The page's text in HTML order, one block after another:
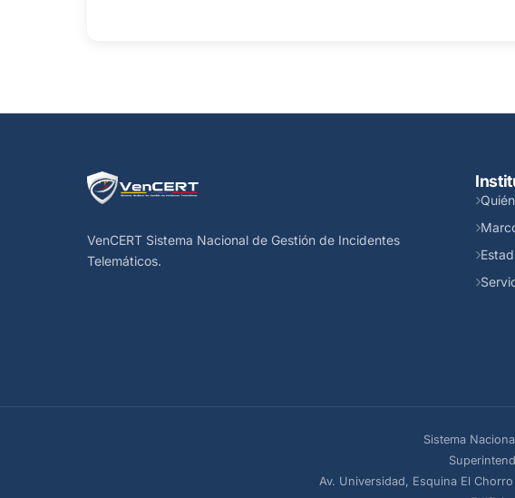
VenCERT Sistema Nacional de Gestión de Incidentes
Telemáticos.
Sistema
Av. Universidad, Esquina El